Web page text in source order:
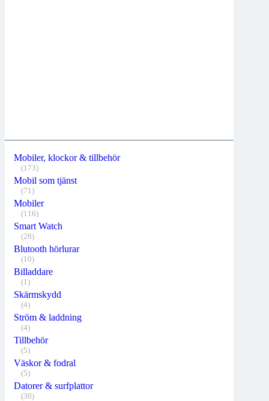
Mobiler, klockor & tillbehör
(173)
Mobil som tjänst
(71)
Mobiler
(116)
Smart Watch
(28)
Blutooth hörlurar
(10)
Billaddare
(1)
Skärmskydd
(4)
Ström & laddning
(4)
Tillbehör
(5)
Väskor & fodral
(5)
Datorer & surfplattor
(30)